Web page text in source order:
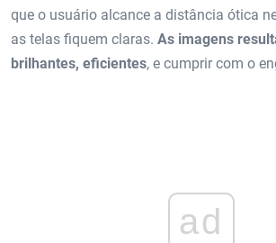
que o usuário alcance a distância ótica
as telas fiquem claras. As imagens
brilhantes, eficientes, e cumprir com o
ad